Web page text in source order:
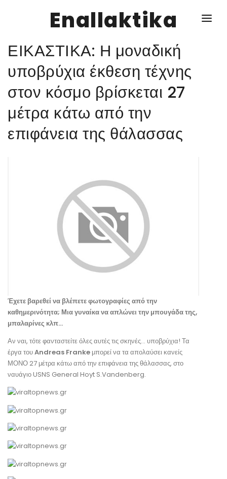
Enallaktika
ΥΓΕΙΑ
ΣΥΝΤΑΓΕΣ
ΔΙΑΦΟΡΑ
ΕΙΚΑΣΤΙΚΑ: Η μοναδική
υποβρύχια έκθεση τέχνης
στον κόσμο βρίσκεται 27
μέτρα κάτω από την
επιφάνεια της θάλασσας
Έχετε βαρεθεί να βλέπετε φωτογραφίες από την
καθημερινότητα; Μια γυναίκα να απλώνει την μπουγάδα της,
μπαλαρίνες κλπ…
Αν ναι, τότε φανταστείτε όλες αυτές τις σκηνές… υποβρύχια! Τα
έργα τουAndreas Franke μπορεί να τα απολαύσει κανείς
ΜΟΝΟ 27 μέτρα κάτω από την επιφάνεια της θάλασσας, στο
ναυάγιο USNS General Hoyt S.Vandenberg.